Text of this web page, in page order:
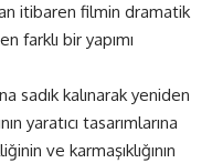
itibaren filmin dramatik
farklı bir yapımı
sadık kalınarak yeniden
yaratıcı tasarımlarına
ve karmaşıklığının